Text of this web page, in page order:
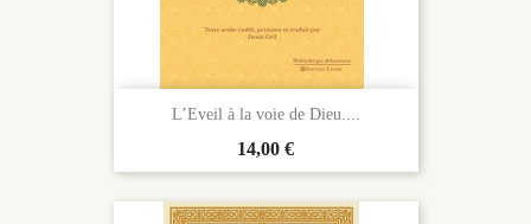
L’Eveil à la voie de Dieu....
Prix
14,00 €